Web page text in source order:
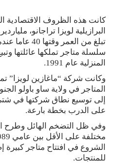
كانت هذه الظروف الاقتصادية
البرازيلية لويزا تراجانو،
تبلغ من العمر
سلسلة متاجر تملكها عائلتها
المنزلية عام 1991.
وكانت شركة “ماغازين لويزا”
المتاجر في ولاية ساو باولو
إلى توسيع نطاق شركتها في
على الدرب بخطة بارعة.
وفي ظل التضخم الهائل وطرح
الشروع في افتتاح متاجر كبيرة
للمنتجات.